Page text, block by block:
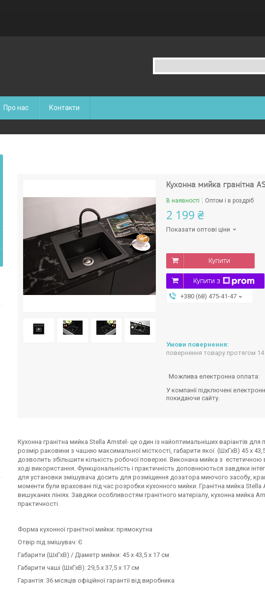
Про нас Контакти
Кухонна мийка гранітна
В наявності Оптом і в роздріб
2 199 ₴
Показати оптові ціни
Купити
Купити з
+380 (68) 475-41-47
повернення товару протягом
У компанії підключені
покидаючи сайту.
Кухонна гранітна мийка Stella Amstel- це один із найоптимальніших варіантів
розмір раковини з чашею максимальної місткості, габарити якої (ШхГхВ) 45 х
дозволить збільшити кількість робочої поверхні. Виконана мийка з
ході використання. Функціональність і практичність доповнюються завдяки
для установки змішувача досить для розміщення дозатора миючого засобу,
моменти були враховані під час розробки кухонного мийки. Гранітна мийка Stella
вишуканих лініях. Завдяки особливостям гранітного матеріалу, кухонна мийка
практичності.
Форма кухонної гранітної мийки: прямокутна
Отвір під змішувач: Є
Габарити (ШхГхВ) / Діаметр мийки: 45 х 43,5 х 17 см
Габарити чаші (ШхГхВ): 29,5 х 37,5 х 17 см
Гарантія: 36 місяців офіційної гарантії від виробника